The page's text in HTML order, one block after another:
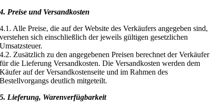
4. Preise und Versandkosten
4.1. Alle Preise, die auf der Website des Verkäufers angegeben sind,
verstehen sich einschließlich der jeweils gültigen gesetzlichen
Umsatzsteuer.
4.2. Zusätzlich zu den angegebenen Preisen berechnet der Verkäufer
für die Lieferung Versandkosten. Die Versandkosten werden dem
Käufer auf der Versandkostenseite und im Rahmen des
Bestellvorgangs deutlich mitgeteilt.
5. Lieferung, Warenverfügbarkeit